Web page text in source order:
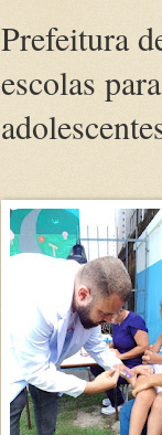
Prefeitura
escolas